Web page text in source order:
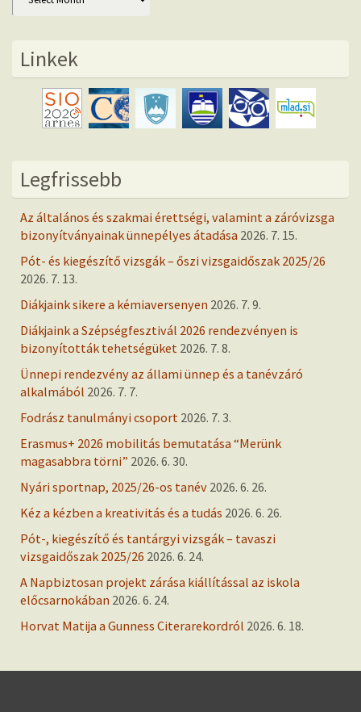
Linkek
Legfrissebb
Az általános és szakmai érettségi, valamint a záróvizsga
bizonyítványainak ünnepélyes átadása 2026. 7. 15.
Pót- és kiegészítő vizsgák – őszi vizsgaidőszak 2025/26
2026. 7. 13.
Diákjaink sikere a kémiaversenyen 2026. 7. 9.
Diákjaink a Szépségfesztivál 2026 rendezvényen is
bizonyították tehetségüket 2026. 7. 8.
Ünnepi rendezvény az állami ünnep és a tanévzáró
alkalmából 2026. 7. 7.
Fodrász tanulmányi csoport 2026. 7. 3.
Erasmus+ 2026 mobilitás bemutatása “Merünk
magasabbra törni” 2026. 6. 30.
Nyári sportnap, 2025/26-os tanév 2026. 6. 26.
Kéz a kézben a kreativitás és a tudás 2026. 6. 26.
Pót-, kiegészítő és tantárgyi vizsgák – tavaszi
vizsgaidőszak 2025/26 2026. 6. 24.
A Napbiztosan projekt zárása kiállítással az iskola
előcsarnokában 2026. 6. 24.
Horvat Matija a Gunness Citerarekordról 2026. 6. 18.